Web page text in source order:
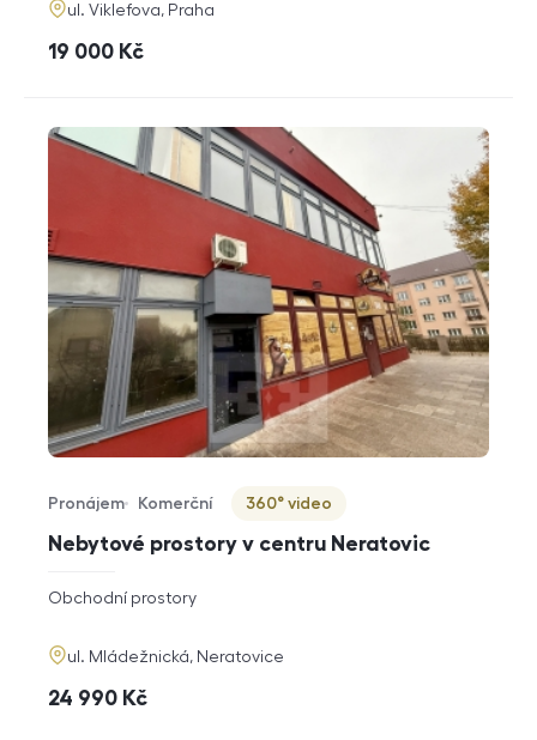
adresa
ul. Viklefova, Praha
cena
19 000 Kč
Nebytové prostory v centru Neratovic
Typ nabídky
Pronájem
Typ nemovitosti
Komerční
Virtuální prohlídka
360° video
rozměry
dispozice
Obchodní prostory
adresa
ul. Mládežnická, Neratovice
cena
24 990 Kč